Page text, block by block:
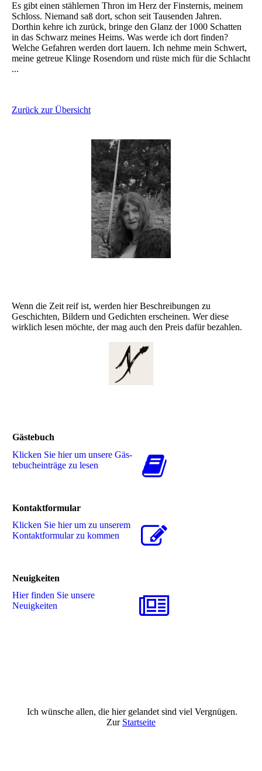
Es gibt einen stählernen Thron im Herz der Finsternis, meinem
Schloss. Niemand saß dort, schon seit Tausenden Jahren.
Dorthin kehre ich zurück, bringe den Glanz der 1000 Schatten
in das Schwarz meines Heims. Was werde ich dort finden?
Welche Gefahren werden dort lauern. Ich nehme mein Schwert,
meine getreue Klinge Rosendorn und rüste mich für die Schlacht
...
Zurück zur Übersicht
Wenn die Zeit reif ist, werden hier Beschreibungen zu
Geschichten, Bildern und Gedichten erscheinen. Wer diese
wirklich lesen möchte, der mag auch den Preis dafür bezahlen.
Gästebuch
Klicken Sie hier um unsere Gäs­
te­buch­ein­trä­ge zu lesen
Kontaktformular
Klicken Sie hier um zu unserem
Kon­takt­for­mu­lar zu kommen
Neuigkeiten
Hier finden Sie unsere
Neuigkeiten
Ich wünsche allen, die hier gelandet sind viel Vergnügen.
Zur Startseite